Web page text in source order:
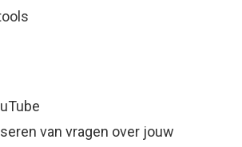
van vragen over jouw